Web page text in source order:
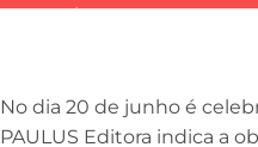
No dia 20 de junho é
PAULUS Editora indica a